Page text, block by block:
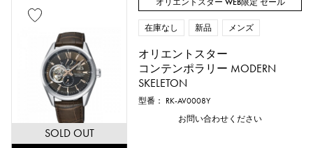
SOLD OUT
オリエントスター WEB限定 セール
在庫なし 新品 メンズ
オリエントスター
コンテンポラリー MODERN
SKELETON
型番： RK-AV0008Y
お問い合わせください